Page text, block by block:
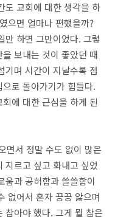
도 교회에 대한 생각을 하
으면 얼마나 편했을까?
만 하면 그만이었다. 그렇
보내는 것이 좋았던 때
기며 시간이 지날수록 점
로 돌아가기가 힘들다.
에 대한 근심을 하게 된
면서 정말 수도 없이 많은
지르고 싶고 화내고 싶었
움과 공허함과 쓸쓸함이
없어서 혼자 끙끙 앓으며
참아야 했다. 그게 뭘 참은